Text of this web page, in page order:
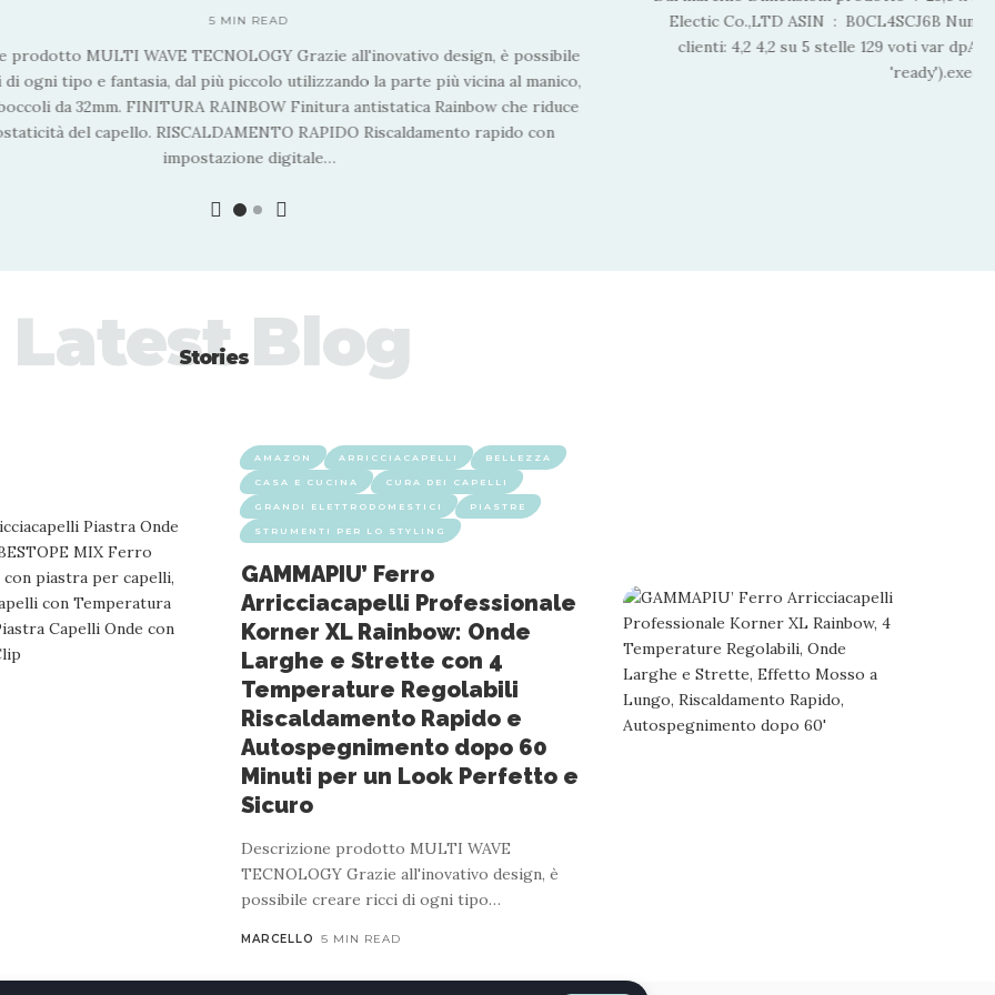
5 MIN READ
prodotto MULTI WAVE TECNOLOGY Grazie all'inovativo design, è possibile
ogni tipo e fantasia, dal più piccolo utilizzando la parte più vicina al manico,
da 32mm. FINITURA RAINBOW Finitura antistatica Rainbow che riduce
del capello. RISCALDAMENTO RAPIDO Riscaldamento rapido con
impostazione digitale…
Electic Co.,LTD ASIN ‏ : ‎ B0CL4SCJ6B Numero modello articolo ‏ : ‎ MS-C233 Recensioni dei
clienti: 4,2 4,2 su 5 stelle 129 voti var
Stories
Latest Blog
AMAZON ARRICCIACAPELLI BELLEZZA
CASA E CUCINA CURA DEI CAPELLI
GRANDI ELETTRODOMESTICI PIASTRE
STRUMENTI PER LO STYLING
GAMMAPIU’ Ferro
Arricciacapelli Professionale
Korner XL Rainbow: Onde
Larghe e Strette con 4
Temperature Regolabili
Riscaldamento Rapido e
Autospegnimento dopo 60
Minuti per un Look Perfetto e
Sicuro
Descrizione prodotto MULTI WAVE
TECNOLOGY Grazie all'inovativo design, è
possibile creare ricci di ogni tipo…
MARCELLO 5 MIN READ